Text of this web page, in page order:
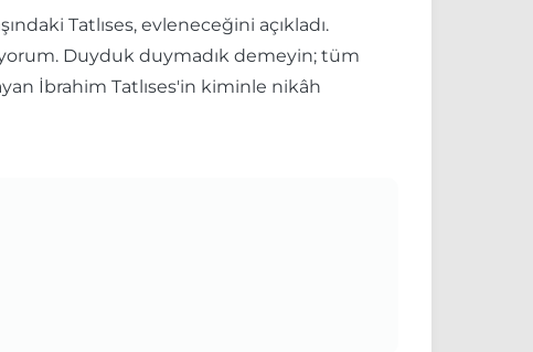
Tatlıses, evleneceğini açıkladı.
Duyduk duymadık demeyin; tüm
İbrahim Tatlıses'in kiminle nikâh